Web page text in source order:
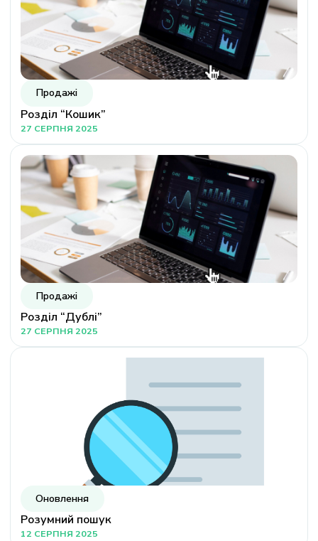
Продажі
Розділ “Кошик”
27 СЕРПНЯ 2025
Продажі
Розділ “Дублі”
27 СЕРПНЯ 2025
Оновлення
Розумний пошук
12 СЕРПНЯ 2025